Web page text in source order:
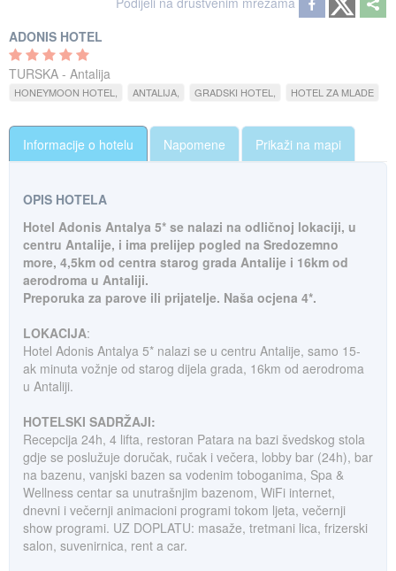
ADONIS HOTEL
TURSKA - Antalija
HONEYMOON HOTEL ANTALIJA GRADSKI HOTEL HOTEL ZA MLADE
Informacije o hotelu Napomene Prikaži na mapi
OPIS HOTELA
Hotel Adonis Antalya 5* se nalazi na odličnoj lokaciji, u
centru Antalije, i ima prelijep pogled na Sredozemno
more, 4,5km od centra starog grada Antalije i 16km od
aerodroma u Antaliji.
Preporuka za parove ili prijatelje. Naša ocjena 4*.
LOKACIJA:
Hotel Adonis Antalya 5* nalazi se u centru Antalije, samo 15-
ak minuta vožnje od starog dijela grada, 16km od aerodroma
u Antaliji.
HOTELSKI SADRŽAJI:
Recepcija 24h, 4 lifta, restoran Patara na bazi švedskog stola
gdje se poslužuje doručak, ručak i večera, lobby bar (24h), bar
na bazenu, vanjski bazen sa vodenim toboganima, Spa &
Wellness centar sa unutrašnjim bazenom, WiFi internet,
dnevni i večernji animacioni programi tokom ljeta, večernji
show programi. UZ DOPLATU: masaže, tretmani lica, frizerski
salon, suvenirnica, rent a car.